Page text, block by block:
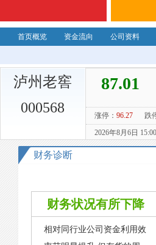
首页概览 资金流向 公司资料
泸州老窖
000568